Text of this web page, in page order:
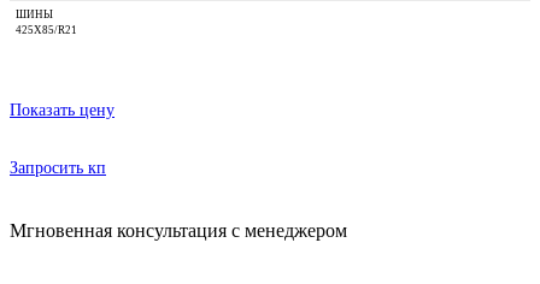
ШИНЫ
425Х85/R21
Показать цену
Запросить кп
Мгновенная консультация с менеджером